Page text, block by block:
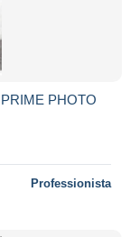
PHOTO
Professionista